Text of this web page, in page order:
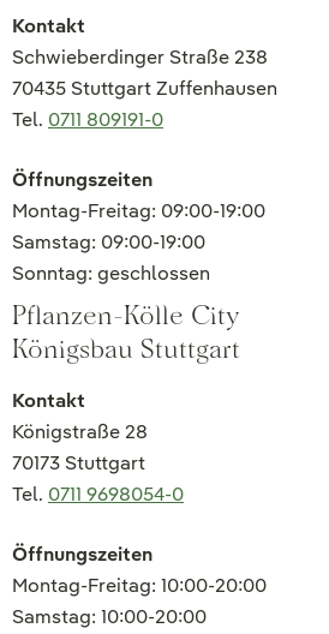
Kontakt
Schwieberdinger Straße 238
70435 Stuttgart Zuffenhausen
Tel. 0711 809191-0
Öffnungszeiten
Montag-Freitag: 09:00-19:00
Samstag: 09:00-19:00
Sonntag: geschlossen
Pflanzen-Kölle City
Königsbau Stuttgart
Kontakt
Königstraße 28
70173 Stuttgart
Tel. 0711 9698054-0
Öffnungszeiten
Montag-Freitag: 10:00-20:00
Samstag: 10:00-20:00